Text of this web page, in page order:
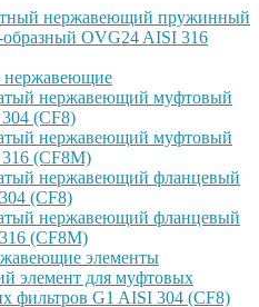
нержавеющий пружинный
OVG24 AISI 316
нержавеющие
нержавеющий муфтовый
(CF8)
нержавеющий муфтовый
(CF8M)
нержавеющий фланцевый
(CF8)
нержавеющий фланцевый
(CF8M)
элементы
элемент для муфтовых
фильтров G1 AISI 304 (CF8)